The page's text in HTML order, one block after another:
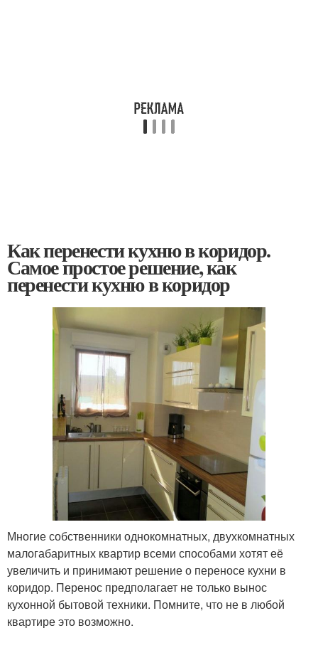
Как перенести кухню в коридор.
Самое простое решение, как
перенести кухню в коридор
Многие собственники однокомнатных, двухкомнатных
малогабаритных квартир всеми способами хотят её
увеличить и принимают решение о переносе кухни в
коридор. Перенос предполагает не только вынос
кухонной бытовой техники. Помните, что не в любой
квартире это возможно.